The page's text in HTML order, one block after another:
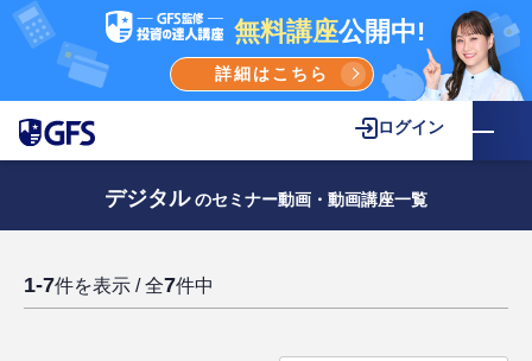
無料講座公開中!
詳細はこちら
ログイン
デジタル のセミナー動画・動画講座一覧
1-7件を表示 / 全7件中